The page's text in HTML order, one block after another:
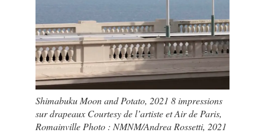
Shimabuku Moon and Potato, 2021 8 impressions
sur drapeaux Courtesy de l’artiste et Air de Paris,
Romainville Photo : NMNM/Andrea Rossetti, 2021